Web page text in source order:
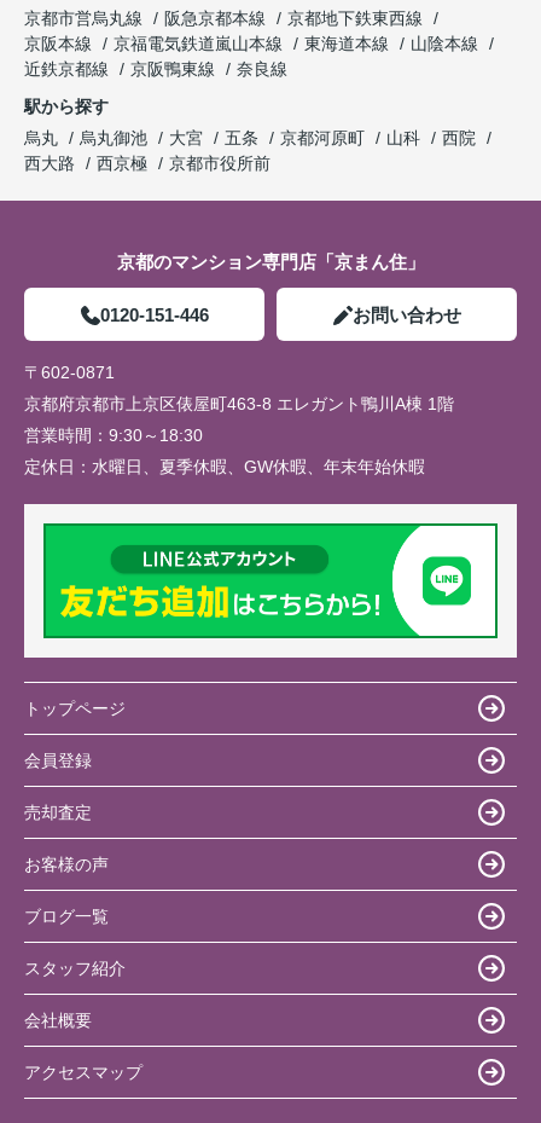
京都市営烏丸線
阪急京都本線
京都地下鉄東西線
京阪本線
京福電気鉄道嵐山本線 東海道本線
山陰本線
近鉄京都線
京阪鴨東線
奈良線
駅から探す
烏丸
烏丸御池 大宮 五条 京都河原町 山科
西院
西大路
西京極 京都市役所前
京都のマンション専門店「京まん住」
0120-151-446 お問い合わせ
〒602-0871
京都府京都市上京区俵屋町463-8 エレガント鴨川A棟 1階
営業時間： 9:30～18:30
定休日： 水曜日、夏季休暇、GW休暇、年末年始休暇
トップページ
会員登録
売却査定
お客様の声
ブログ一覧
スタッフ紹介
会社概要
アクセスマップ